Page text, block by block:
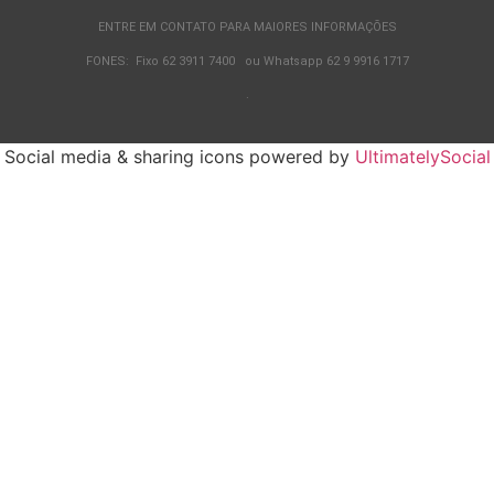
ENTRE EM CONTATO PARA MAIORES INFORMAÇÕES
FONES: Fixo 62 3911 7400 ou Whatsapp 62 9 9916 1717
.
Social media & sharing icons powered by UltimatelySocial